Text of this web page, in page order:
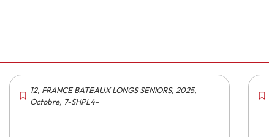
12, FRANCE BATEAUX LONGS SENIORS, 2025,
Octobre, 7-SHPL4-